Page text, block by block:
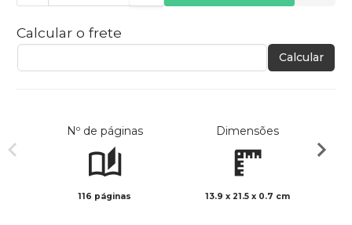
Calcular o frete
Calcular
Nº de páginas
116 páginas
Dimensões
13.9 x 21.5 x 0.7 cm